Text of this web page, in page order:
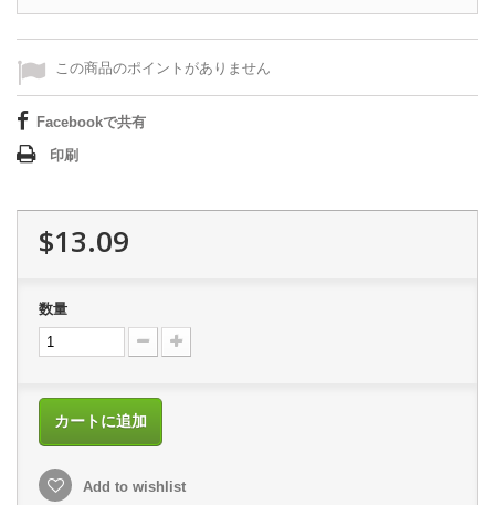
この商品のポイントがありません
Facebookで共有
印刷
$13.09
数量
カートに追加
Add to wishlist